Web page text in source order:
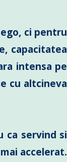
ci pentru
capacitatea
intensa pe
cu altcineva
ca servind si
accelerat.